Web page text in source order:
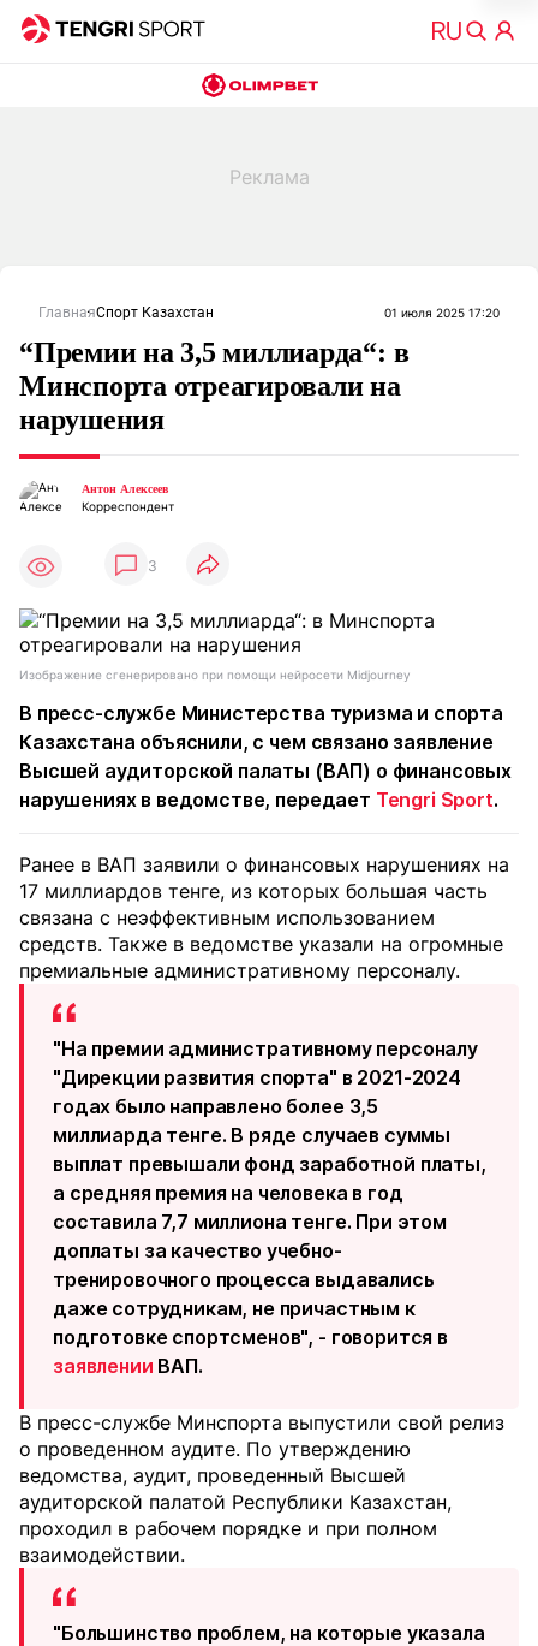
ГлавнаяСпорт Казахстан 01 июля 2025 17:20
“Премии на 3,5 миллиарда“: в
Минспорта отреагировали на
нарушения
Антон Алексеев
Корреспондент
3
Изображение сгенерировано при помощи нейросети Midjourney
В пресс-службе Министерства туризма и спорта
Казахстана объяснили, с чем связано заявление
Высшей аудиторской палаты (ВАП) о финансовых
нарушениях в ведомстве, передает Tengri Sport.
Ранее в ВАП заявили о финансовых нарушениях на
17 миллиардов тенге, из которых большая часть
связана с неэффективным использованием
средств. Также в ведомстве указали на огромные
премиальные административному персоналу.
"На премии административному персоналу
"Дирекции развития спорта" в 2021-2024
годах было направлено более 3,5
миллиарда тенге. В ряде случаев суммы
выплат превышали фонд заработной платы,
а средняя премия на человека в год
составила 7,7 миллиона тенге. При этом
доплаты за качество учебно-
тренировочного процесса выдавались
даже сотрудникам, не причастным к
подготовке спортсменов", - говорится в
заявлении ВАП.
В пресс-службе Минспорта выпустили свой релиз
о проведенном аудите. По утверждению
ведомства, аудит, проведенный Высшей
аудиторской палатой Республики Казахстан,
проходил в рабочем порядке и при полном
взаимодействии.
"Большинство проблем, на которые указала